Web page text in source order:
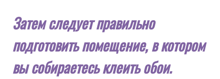
Затем следует правильно
подготовить помещение, в котором
вы собираетесь клеить обои.